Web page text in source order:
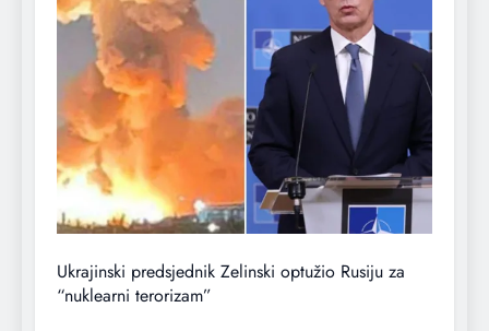
Ukrajinski predsjednik Zelinski optužio Rusiju za
“nuklearni terorizam”